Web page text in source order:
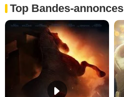
Top Bandes-annonces